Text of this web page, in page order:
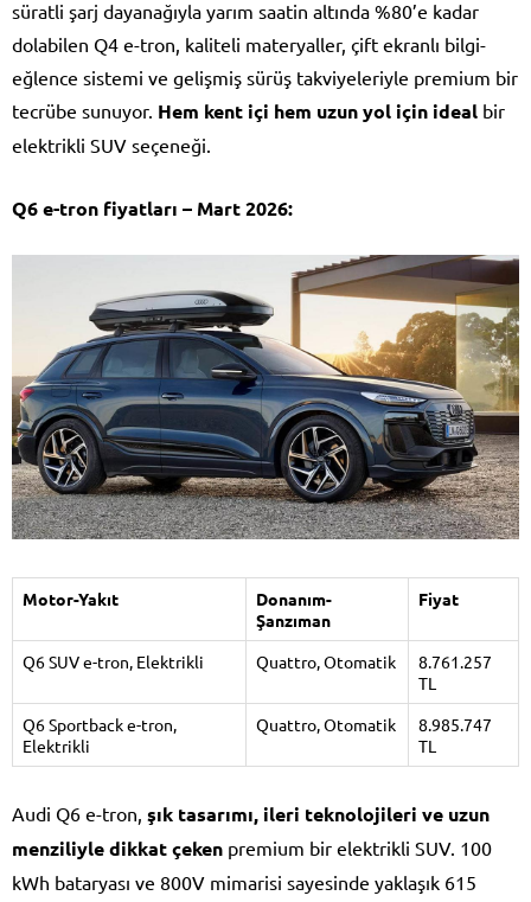
süratli şarj dayanağıyla yarım saatin altında %80’e kadar
dolabilen Q4 e-tron, kaliteli materyaller, çift ekranlı bilgi-
eğlence sistemi ve gelişmiş sürüş takviyeleriyle premium bir
tecrübe sunuyor. Hem kent içi hem uzun yol için ideal bir
elektrikli SUV seçeneği.
Q6 e-tron fiyatları – Mart 2026:
Motor-Yakıt
Donanım-
Şanzıman
Fiyat
Q6 SUV e-tron, Elektrikli Quattro, Otomatik
8.761.257
TL
Q6 Sportback e-tron,
Elektrikli
Quattro, Otomatik
8.985.747
TL
Audi Q6 e-tron, şık tasarımı, ileri teknolojileri ve uzun
menziliyle dikkat çeken premium bir elektrikli SUV. 100
kWh bataryası ve 800V mimarisi sayesinde yaklaşık 615